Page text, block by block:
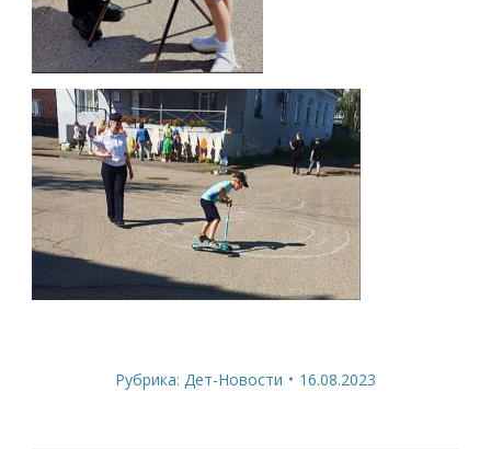
Рубрика: Дет-Новости 16.08.2023